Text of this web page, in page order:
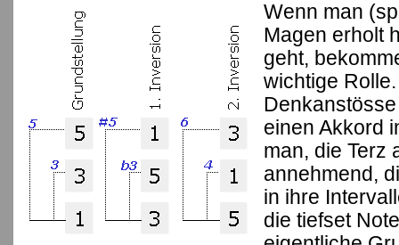
Wenn man
Magen erholt
geht,
wichtige
einen Akkord
man, die Terz
annehmend,
in ihre
die tiefset